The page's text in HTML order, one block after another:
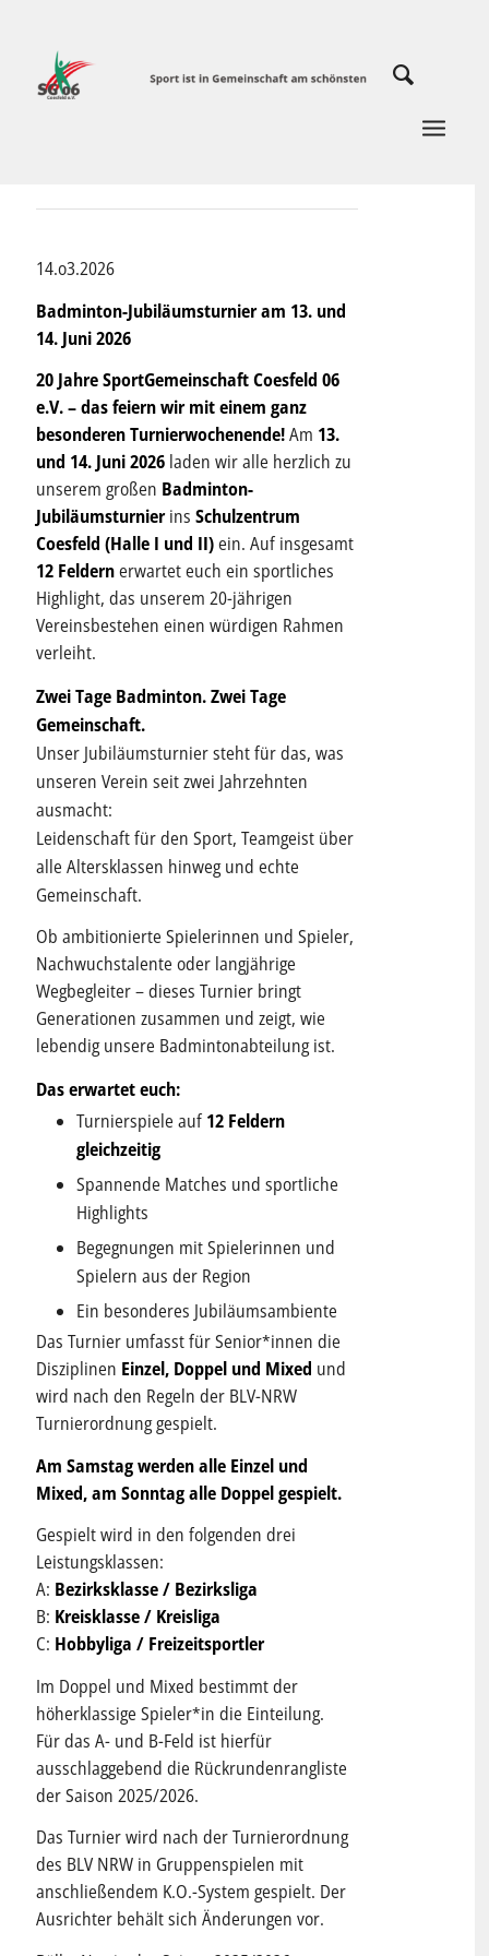
14.o3.2026
Badminton-Jubiläumsturnier am 13. und
14. Juni 2026
20 Jahre SportGemeinschaft Coesfeld 06
e.V. – das feiern wir mit einem ganz
besonderen Turnierwochenende!Am 13.
und 14. Juni 2026laden wir alle herzlich zu
unserem großen Badminton-
Jubiläumsturnierins Schulzentrum
Coesfeld (Halle I und II)ein. Auf insgesamt
12 Feldernerwartet euch ein sportliches
Highlight, das unserem 20-jährigen
Vereinsbestehen einen würdigen Rahmen
verleiht.
Zwei Tage Badminton. Zwei Tage
Gemeinschaft.
Unser Jubiläumsturnier steht für das, was
unseren Verein seit zwei Jahrzehnten
ausmacht:
Leidenschaft für den Sport, Teamgeist über
alle Altersklassen hinweg und echte
Gemeinschaft.
Ob ambitionierte Spielerinnen und Spieler,
Nachwuchstalente oder langjährige
Wegbegleiter – dieses Turnier bringt
Generationen zusammen und zeigt, wie
lebendig unsere Badmintonabteilung ist.
Das erwartet euch:
Turnierspiele auf 12 Feldern
gleichzeitig
Spannende Matches und sportliche
Highlights
Begegnungen mit Spielerinnen und
Spielern aus der Region
Ein besonderes Jubiläumsambiente
Das Turnier umfasst für Senior*innen die
Disziplinen Einzel, Doppel und Mixed und
wird nach den Regeln der BLV-NRW
Turnierordnung gespielt.
Am Samstag werden alle Einzel und
Mixed, am Sonntag alle Doppel gespielt.
Gespielt wird in den folgenden drei
Leistungsklassen:
A: Bezirksklasse / Bezirksliga
B: Kreisklasse / Kreisliga
C: Hobbyliga / Freizeitsportler
Im Doppel und Mixed bestimmt der
höherklassige Spieler*in die Einteilung.
Für das A- und B-Feld ist hierfür
ausschlaggebend die Rückrundenrangliste
der Saison 2025/2026.
Das Turnier wird nach der Turnierordnung
des BLV NRW in Gruppenspielen mit
anschließendem K.O.-System gespielt. Der
Ausrichter behält sich Änderungen vor.